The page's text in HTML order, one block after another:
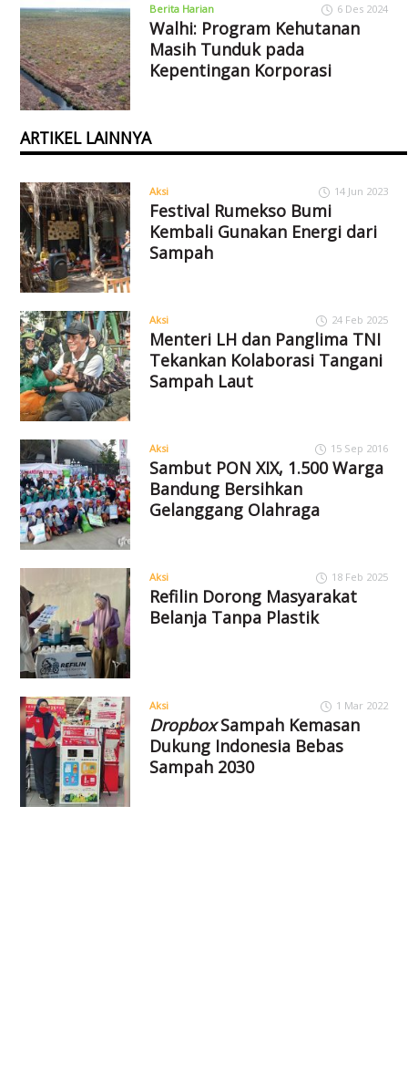
Berita Harian 6 Des 2024
Walhi: Program Kehutanan
Masih Tunduk pada
Kepentingan Korporasi
ARTIKEL LAINNYA
Aksi 14 Jun 2023
Festival Rumekso Bumi
Kembali Gunakan Energi dari
Sampah
Aksi 24 Feb 2025
Menteri LH dan Panglima TNI
Tekankan Kolaborasi Tangani
Sampah Laut
Aksi 15 Sep 2016
Sambut PON XIX, 1.500 Warga
Bandung Bersihkan
Gelanggang Olahraga
Aksi 18 Feb 2025
Refilin Dorong Masyarakat
Belanja Tanpa Plastik
Aksi 1 Mar 2022
DropboxSampah Kemasan
Dukung Indonesia Bebas
Sampah 2030